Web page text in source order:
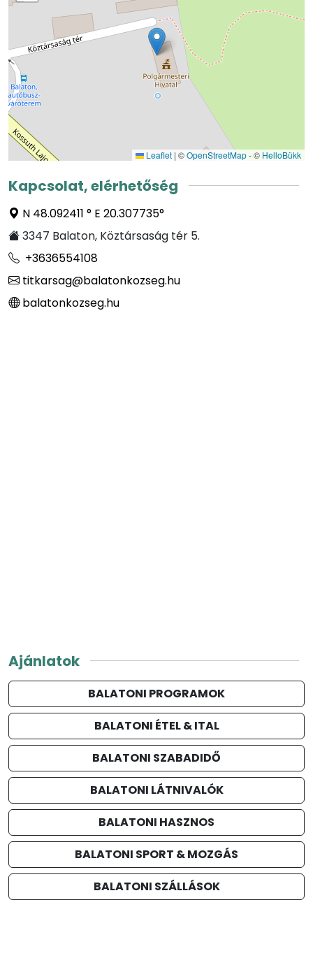
Leaflet | ©OpenStreetMap- © HelloBükk
Kapcsolat, elérhetőség
N 48.092411 ° E 20.307735°
3347 Balaton, Köztársaság tér 5.
+3636554108
titkarsag@balatonkozseg.hu
balatonkozseg.hu
Ajánlatok
BALATONI PROGRAMOK
BALATONI ÉTEL & ITAL
BALATONI SZABADIDŐ
BALATONI LÁTNIVALÓK
BALATONI HASZNOS
BALATONI SPORT & MOZGÁS
BALATONI SZÁLLÁSOK